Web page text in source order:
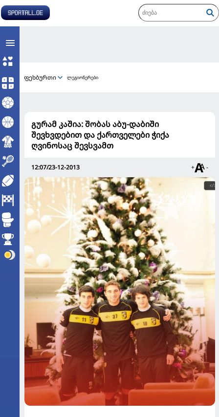
ფეხბურთი ლეგიონერები
გურამ კაშია: შობას აბუ-დაბიში
შევხვდებით და ქართველები ჭიქა
ღვინოსაც შევსვამთ
12:07/23-12-2013 + -